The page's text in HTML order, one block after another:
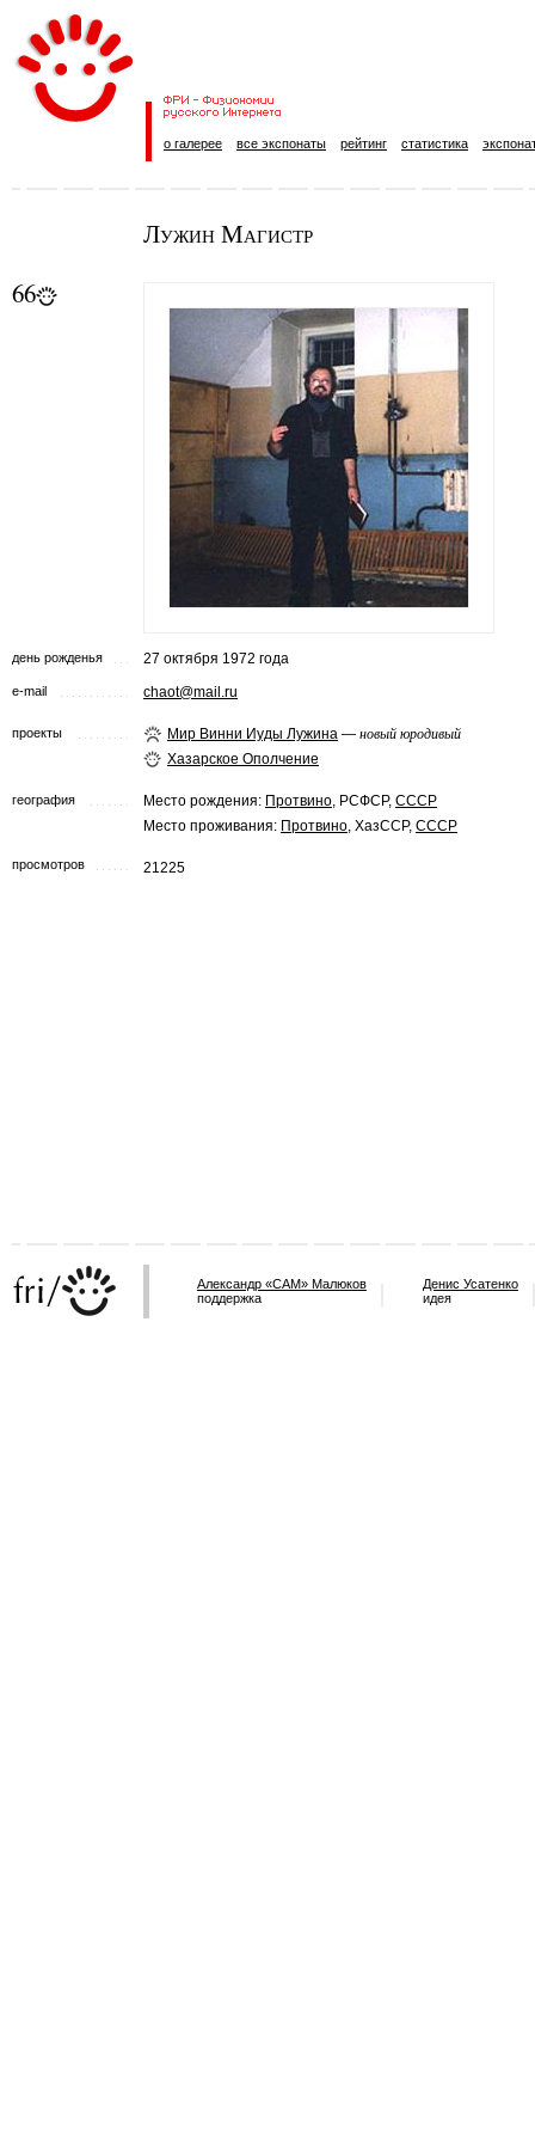
о галерее все экспонаты рейтинг статистика
Лужин Магистр
66
день рожденья 27 октября 1972 года
e-mail chaot@mail.ru
проекты Мир Винни Иуды Лужина — новый юродивый
Хазарское Ополчение
география Место рождения: Протвино, РСФСР, СССР
Место проживания: Протвино, ХазССР, СССР
просмотров 21225
Александр «САМ» Малюков
поддержка
Денис Усатенко
идея